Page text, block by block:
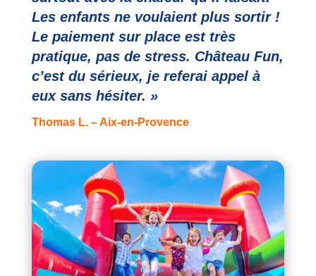
Les enfants ne voulaient plus sortir !
Le paiement sur place est très
pratique, pas de stress. Château Fun,
c’est du sérieux, je referai appel à
eux sans hésiter. »
Thomas L. – Aix-en-Provence